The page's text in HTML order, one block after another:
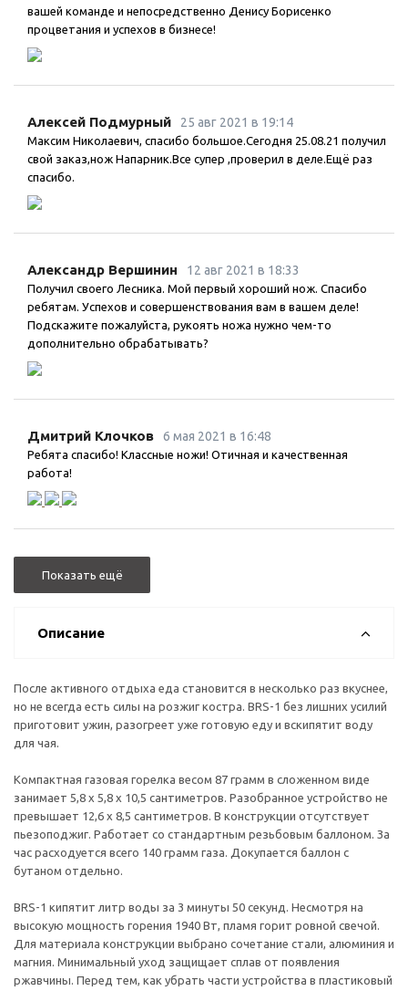
вашей команде и непосредственно Денису Борисенко
процветания и успехов в бизнесе!
Алексей Подмурный 25 авг 2021 в 19:14
Максим Николаевич, спасибо большое.Сегодня 25.08.21 получил
свой заказ,нож Напарник.Все супер ,проверил в деле.Ещё раз
спасибо.
Александр Вершинин 12 авг 2021 в 18:33
Получил своего Лесника. Мой первый хороший нож. Спасибо
ребятам. Успехов и совершенствования вам в вашем деле!
Подскажите пожалуйста, рукоять ножа нужно чем-то
дополнительно обрабатывать?
Дмитрий Клочков 6 мая 2021 в 16:48
Ребята спасибо! Классные ножи! Отичная и качественная
работа!
Показать ещё
Описание
После активного отдыха еда становится в несколько раз вкуснее,
но не всегда есть силы на розжиг костра. BRS-1 без лишних усилий
приготовит ужин, разогреет уже готовую еду и вскипятит воду
для чая.
Компактная газовая горелка весом 87 грамм в сложенном виде
занимает 5,8 x 5,8 x 10,5 сантиметров. Разобранное устройство не
превышает 12,6 x 8,5 сантиметров. В конструкции отсутствует
пьезоподжиг. Работает со стандартным резьбовым баллоном. За
час расходуется всего 140 грамм газа. Докупается баллон с
бутаном отдельно.
BRS-1 кипятит литр воды за 3 минуты 50 секунд. Несмотря на
высокую мощность горения 1940 Вт, пламя горит ровной свечой.
Для материала конструкции выбрано сочетание стали, алюминия и
магния. Минимальный уход защищает сплав от появления
ржавчины. Перед тем, как убрать части устройства в пластиковый